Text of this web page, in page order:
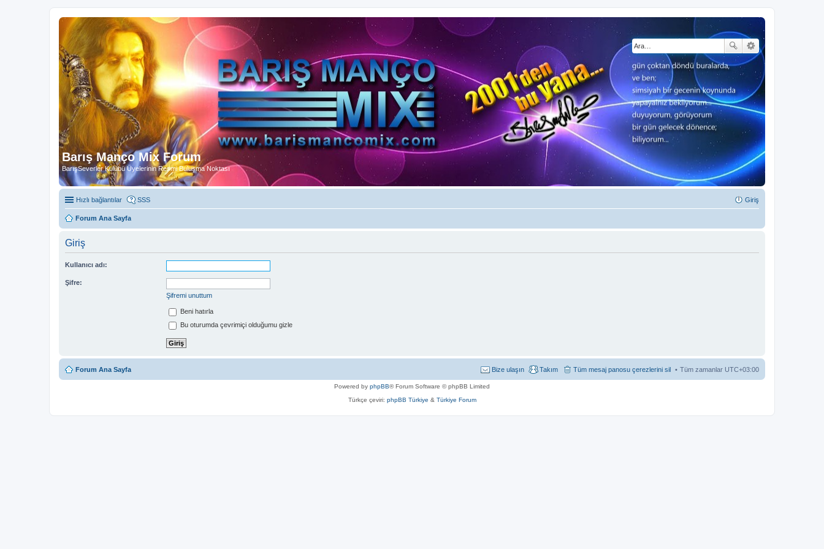
Barış Manço Mix Forum
BarışSeverler Kulübü Üyelerinin Resmi Buluşma Noktası
Hızlı bağlantılar SSS Giriş
Forum Ana Sayfa
Giriş
Kullanıcı adı:
Şifre:
Şifremi unuttum
Beni hatırla
Bu oturumda çevrimiçi olduğumu gizle
Forum Ana Sayfa Tüm zamanlar UTC+03:00
Tüm mesaj panosu çerezlerini sil
Takım
Bize ulaşın
Powered by phpBB® Forum Software © phpBB Limited
Türkçe çeviri: phpBB Türkiye & Türkiye Forum